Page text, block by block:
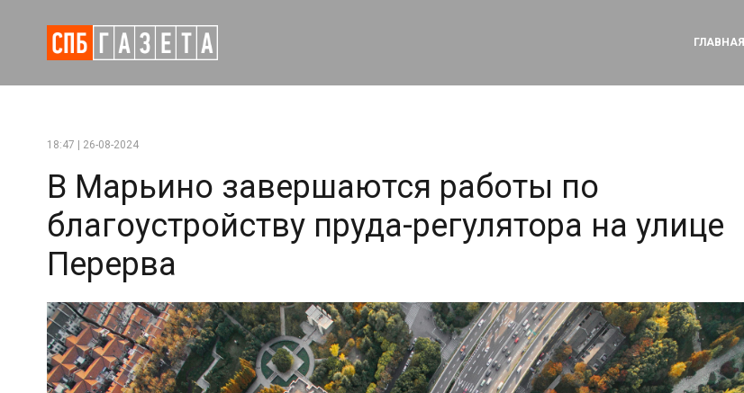
ГЛАВНАЯ
18:47 | 26-08-2024
В Марьино завершаются работы по
благоустройству пруда-регулятора на улице
Перерва